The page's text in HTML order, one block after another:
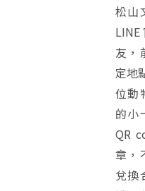
松山
LINE
友，
定地
位動
的小
QR
章，
兌換